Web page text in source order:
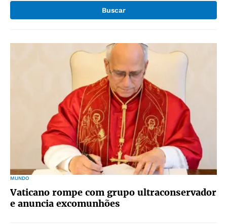
Buscar
MUNDO
Vaticano rompe com grupo ultraconservador
e anuncia excomunhões